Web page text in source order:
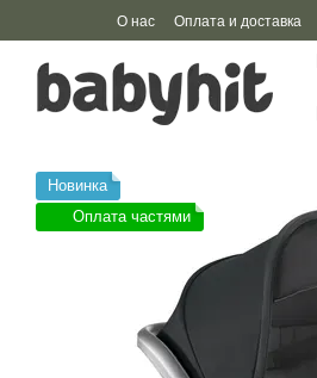
Перейти к основному контенту
О нас Оплата и доставка
Новинка
Оплата частями